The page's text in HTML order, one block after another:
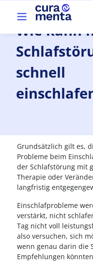
Direkt zum Inhalt
Top menu
Wiekann
schnell
Grundsätzlich gilt es,
Probleme beim
der Schlafstörung mit
Therapie oder
langfristig
Einschlafprobleme
verstärkt, nicht
Tag nicht voll
also versuchen, sich
wenn genau darin die
Empfehlungen